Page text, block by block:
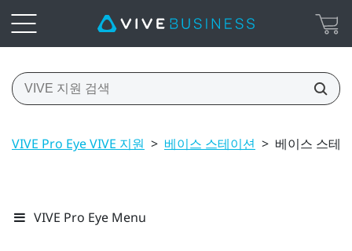
VIVE Pro Eye VIVE 지원 > 베이스 스테이션 > 베이스 스테
VIVE Pro Eye Menu